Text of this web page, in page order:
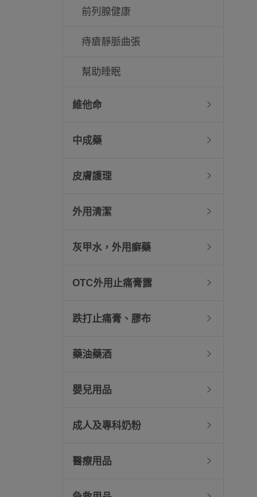
前列腺健康
痔瘡靜脈曲張
幫助睡眠
維他命
中成藥
皮膚護理
外用清潔
灰甲水，外用癬藥
OTC外用止痛膏露
跌打止痛膏、膠布
藥油藥酒
嬰兒用品
成人及專科奶粉
醫療用品